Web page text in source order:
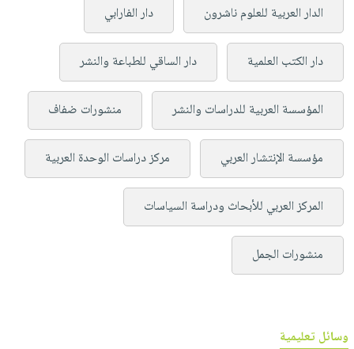
الدار العربية للعلوم ناشرون دار الفارابي
دار الكتب العلمية دار الساقي للطباعة والنشر
المؤسسة العربية للدراسات والنشر منشورات ضفاف
مؤسسة الإنتشار العربي مركز دراسات الوحدة العربية
المركز العربي للأبحاث ودراسة السياسات
منشورات الجمل
وسائل تعليمية